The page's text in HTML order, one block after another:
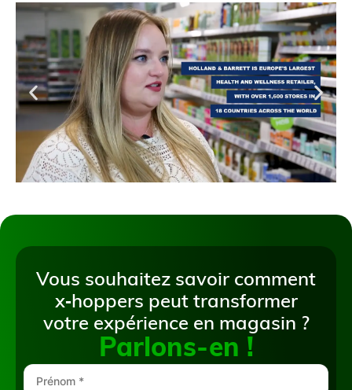
Vous souhaitez savoir comment
x‑hoppers peut transformer
votre expérience en magasin ?
Parlons-en !